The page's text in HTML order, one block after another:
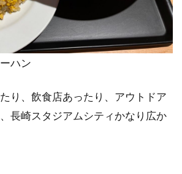
ハン
り、飲食店あったり、アウトドア
長崎スタジアムシティかなり広か